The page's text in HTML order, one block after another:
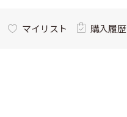
マイリスト 購入履歴